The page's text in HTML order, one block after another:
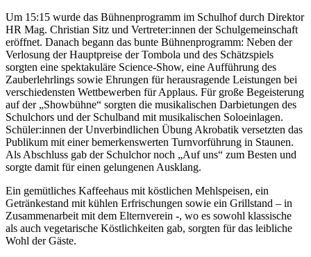
Um 15:15 wurde das Bühnenprogramm im Schulhof durch Direktor
HR Mag. Christian Sitz und Vertreter:innen der Schulgemeinschaft
eröffnet. Danach begann das bunte Bühnenprogramm: Neben der
Verlosung der Hauptpreise der Tombola und des Schätzspiels
sorgten eine spektakuläre Science-Show, eine Aufführung des
Zauberlehrlings sowie Ehrungen für herausragende Leistungen bei
verschiedensten Wettbewerben für Applaus. Für große Begeisterung
auf der „Showbühne“ sorgten die musikalischen Darbietungen des
Schulchors und der Schulband mit musikalischen Soloeinlagen.
Schüler:innen der Unverbindlichen Übung Akrobatik versetzten das
Publikum mit einer bemerkenswerten Turnvorführung in Staunen.
Als Abschluss gab der Schulchor noch „Auf uns“ zum Besten und
sorgte damit für einen gelungenen Ausklang.
Ein gemütliches Kaffeehaus mit köstlichen Mehlspeisen, ein
Getränkestand mit kühlen Erfrischungen sowie ein Grillstand – in
Zusammenarbeit mit dem Elternverein -, wo es sowohl klassische
als auch vegetarische Köstlichkeiten gab, sorgten für das leibliche
Wohl der Gäste.